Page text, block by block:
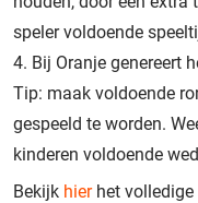
speler voldoende
Bij Oranje genereert
Tip: maak voldoende
gespeeld te worden.
kinderen voldoende
Bekijk hier het